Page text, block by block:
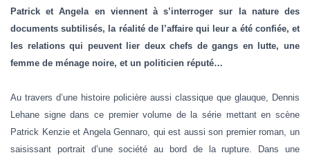
Patrick et Angela en viennent à s’interroger sur la nature des
documents subtilisés, la réalité de l’affaire qui leur a été confiée, et
les relations qui peuvent lier deux chefs de gangs en lutte, une
femme de ménage noire, et un politicien réputé…
Au travers d’une histoire policière aussi classique que glauque, Dennis
Lehane signe dans ce premier volume de la série mettant en scène
Patrick Kenzie et Angela Gennaro, qui est aussi son premier roman, un
saisissant portrait d’une société au bord de la rupture. Dans une